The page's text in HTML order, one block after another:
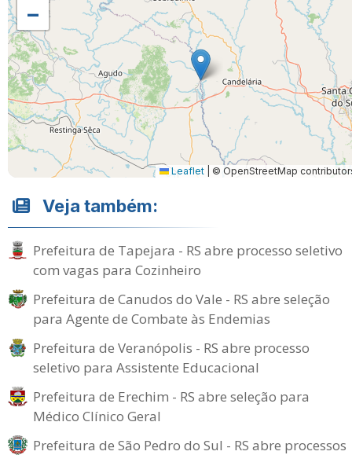
−
Leaflet © OpenStreetMap
Veja também:
Prefeitura de Tapejara - RS abre processo seletivo
com vagas para Cozinheiro
Prefeitura de Canudos do Vale - RS abre seleção
para Agente de Combate às Endemias
Prefeitura de Veranópolis - RS abre processo
seletivo para Assistente Educacional
Prefeitura de Erechim - RS abre seleção para
Médico Clínico Geral
Prefeitura de São Pedro do Sul - RS abre processos